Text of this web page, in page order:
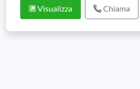
Visualizza Chiama